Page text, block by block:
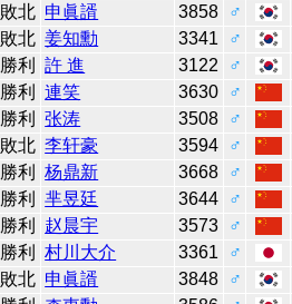
敗北 申眞諝 3858
♂
敗北 姜知勳 3341
♂
勝利 許 進 3122
♂
勝利 連笑 3630
♂
勝利 张涛 3508
♂
敗北 李轩豪 3594
♂
勝利 杨鼎新 3668
♂
勝利 芈昱廷 3644
♂
勝利 赵晨宇 3573
♂
勝利 村川大介 3361
♂
敗北 申眞諝 3848
♂